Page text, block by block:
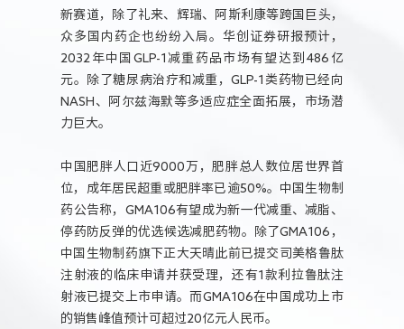
新赛道，除了礼来、辉瑞、阿斯利康等跨国巨头，
众多国内药企也纷纷入局。华创证券研报预计，
2032年中国GLP-1减重药品市场有望达到486亿
元。除了糖尿病治疗和减重，GLP-1类药物已经向
NASH、阿尔兹海默等多适应症全面拓展，市场潜
力巨大。
中国肥胖人口近9000万，肥胖总人数位居世界首
位，成年居民超重或肥胖率已逾50%。中国生物制
药公告称，GMA106有望成为新一代减重、减脂、
停药防反弹的优选候选减肥药物。除了GMA106，
中国生物制药旗下正大天晴此前已提交司美格鲁肽
注射液的临床申请并获受理，还有1款利拉鲁肽注
射液已提交上市申请。而GMA106在中国成功上市
的销售峰值预计可超过20亿元人民币。